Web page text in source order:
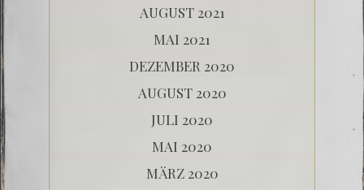
AUGUST 2021
MAI 2021
DEZEMBER 2020
AUGUST 2020
JULI 2020
MAI 2020
MÄRZ 2020